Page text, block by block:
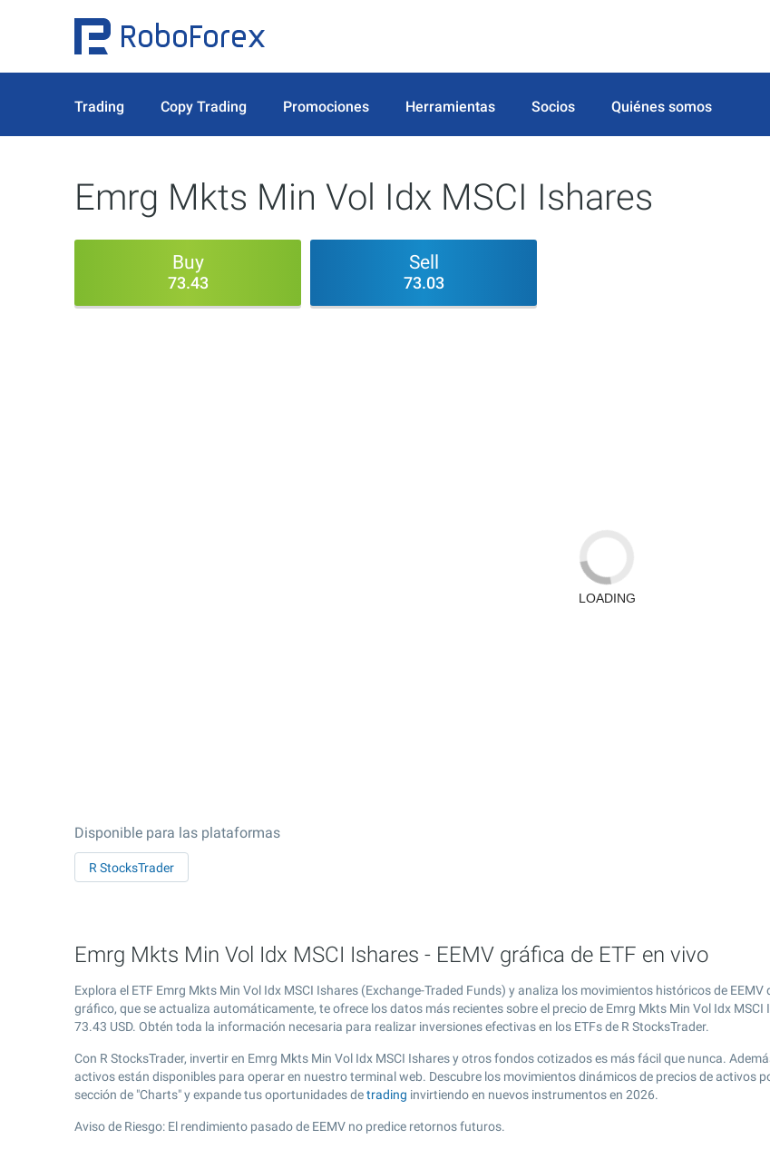
Trading Copy Trading Promociones Herramientas Socios Quiénes somos
Emrg Mkts Min Vol Idx MSCI Ishares
Buy
73.43
Sell
73.03
Disponible para las plataformas
R StocksTrader
Emrg Mkts Min Vol Idx MSCI Ishares - EEMV gráfica de ETF en vivo
Explora el ETF Emrg Mkts Min Vol Idx MSCI Ishares (Exchange-Traded Funds) y analiza los movimientos históricos de
gráfico, que se actualiza automáticamente, te ofrece los datos más recientes sobre el precio de Emrg Mkts Min Vol Idx
73.43 USD. Obtén toda la información necesaria para realizar inversiones efectivas en los ETFs de R StocksTrader.
Con R StocksTrader, invertir en Emrg Mkts Min Vol Idx MSCI Ishares y otros fondos cotizados es más fácil que nunca.
activos están disponibles para operar en nuestro terminal web. Descubre los movimientos dinámicos de precios de activos
sección de "Charts" y expande tus oportunidades detrading invirtiendo en nuevos instrumentos en 2026.
Aviso de Riesgo: El rendimiento pasado de EEMV no predice retornos futuros.